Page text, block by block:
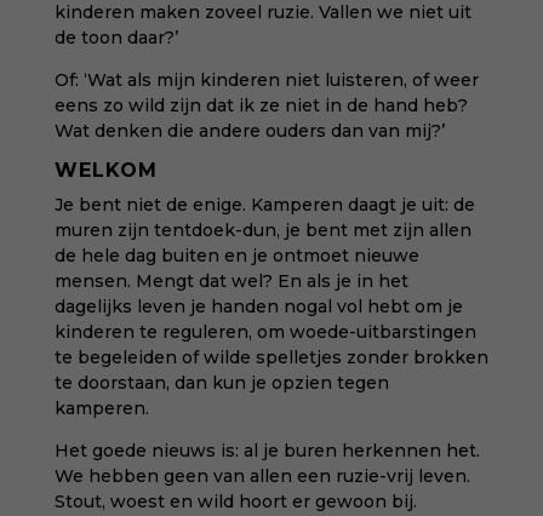
kinderen maken zoveel ruzie. Vallen we niet uit
de toon daar?’
Of: ‘Wat als mijn kinderen niet luisteren, of weer
eens zo wild zijn dat ik ze niet in de hand heb?
Wat denken die andere ouders dan van mij?’
WELKOM
Je bent niet de enige. Kamperen daagt je uit: de
muren zijn tentdoek-dun, je bent met zijn allen
de hele dag buiten en je ontmoet nieuwe
mensen. Mengt dat wel? En als je in het
dagelijks leven je handen nogal vol hebt om je
kinderen te reguleren, om woede-uitbarstingen
te begeleiden of wilde spelletjes zonder brokken
te doorstaan, dan kun je opzien tegen
kamperen.
Het goede nieuws is: al je buren herkennen het.
We hebben geen van allen een ruzie-vrij leven.
Stout, woest en wild hoort er gewoon bij.